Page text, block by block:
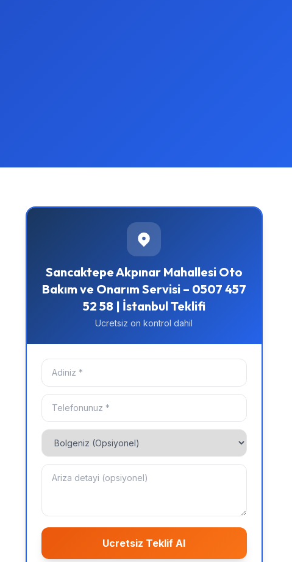
Sancaktepe Akpınar Mahallesi Oto
Bakım ve Onarım Servisi – 0507 457
52 58 | İstanbul Teklifi
Ucretsiz on kontrol dahil
Ucretsiz Teklif Al